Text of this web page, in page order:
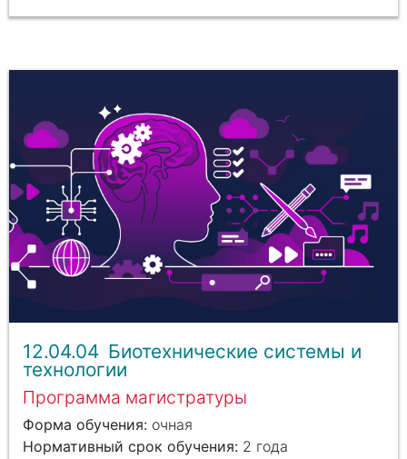
12.04.04 Биотехнические системы и
технологии
Программа магистратуры
очная
2 года